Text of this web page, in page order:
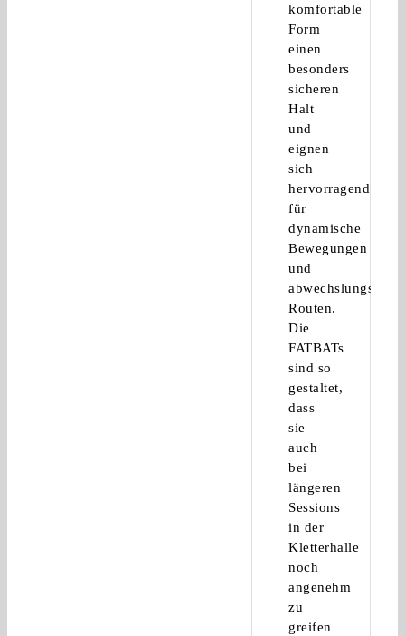
komfortable
Form
einen
besonders
sicheren
Halt
und
eignen
sich
hervorragend
für
dynamische
Bewegungen
und
Routen.
Die
FATBATs
sind so
gestaltet,
dass
sie
auch
bei
längeren
Sessions
in der
Kletterhalle
noch
angenehm
zu
greifen